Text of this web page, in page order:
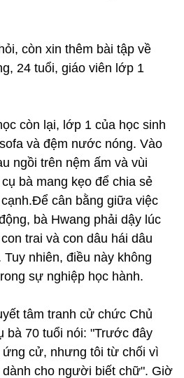
còn xin thêm bài tập về
24 tuổi, giáo viên lớp 1
còn lại, lớp 1 của học sinh
và đệm nước nóng. Vào
ngồi trên nệm ấm và vùi
bà mang kẹo để chia sẻ
cân bằng giữa việc
bà Hwang phải dậy lúc
trai và con dâu hái dâu
nhiên, điều này không
sự nghiệp học hành.
tâm tranh cử chức Chủ
bà 70 tuổi nói: "Trước đây
cử, nhưng tôi từ chối vì
cho người biết chữ". Giờ